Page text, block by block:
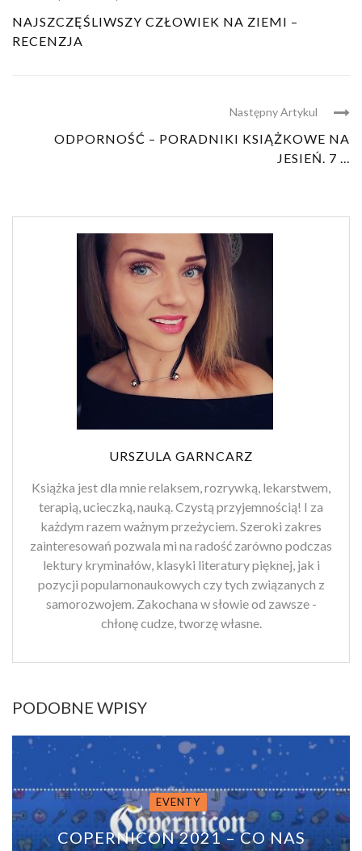
NAJSZCZĘŚLIWSZY CZŁOWIEK NA ZIEMI –
RECENZJA
Następny Artykul
ODPORNOŚĆ – PORADNIKI KSIĄŻKOWE NA
JESIEŃ. 7 ...
URSZULA GARNCARZ
Książka jest dla mnie relaksem, rozrywką, lekarstwem,
terapią, ucieczką, nauką. Czystą przyjemnością! I za
każdym razem ważnym przeżyciem. Szeroki zakres
zainteresowań pozwala mi na radość zarówno podczas
lektury kryminałów, klasyki literatury pięknej, jak i
pozycji popularnonaukowych czy tych związanych z
samorozwojem. Zakochana w słowie od zawsze -
chłonę cudze, tworzę własne.
PODOBNE WPISY
EVENTY
COPERNICON 2021 – CO NAS